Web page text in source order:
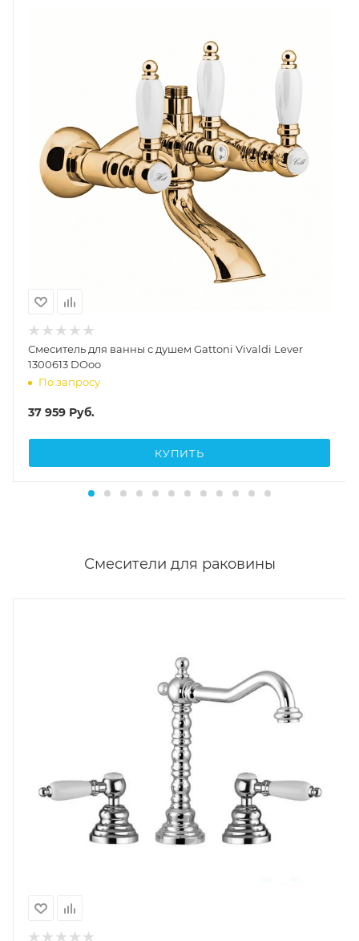
Смеситель для ванны с душем Gattoni Vivaldi Lever
1300613 DOoo
По запросу
37 959 Руб.
КУПИТЬ
Смесители для раковины